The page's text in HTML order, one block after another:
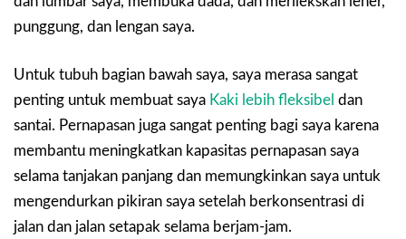
punggung, dan lengan saya.
Untuk tubuh bagian bawah saya, saya merasa sangat
penting untuk membuat saya Kaki lebih fleksibel dan
santai. Pernapasan juga sangat penting bagi saya karena
membantu meningkatkan kapasitas pernapasan saya
selama tanjakan panjang dan memungkinkan saya untuk
mengendurkan pikiran saya setelah berkonsentrasi di
jalan dan jalan setapak selama berjam-jam.